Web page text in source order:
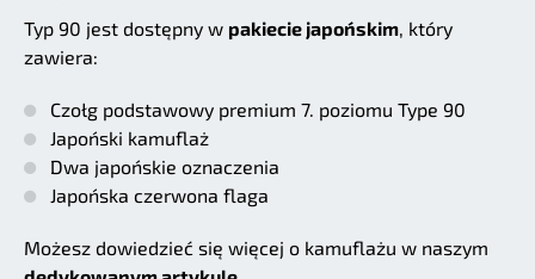
Typ 90 jest dostępny w pakiecie japońskim , który
zawiera:
Czołg podstawowy premium 7. poziomu Type 90
Japoński kamuflaż
Dwa japońskie oznaczenia
Japońska czerwona flaga
Możesz dowiedzieć się więcej o kamuflażu w naszym